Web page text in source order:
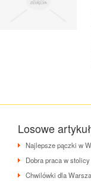
Losowe
Najlepsze pączki w
Dobra praca w stolicy
Chwilówki dla